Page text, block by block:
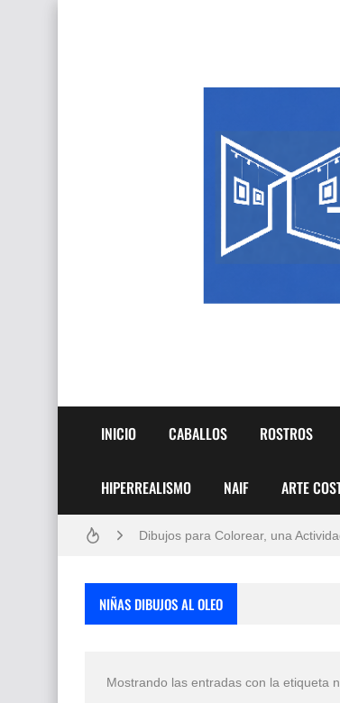
INICIO CABALLOS ROSTROS
HIPERREALISMO NAIF ARTE
Pintores de Paisajes Famosos,
Dibujos para Colorear, una
NIÑAS DIBUJOS AL OLEO
Mostrando las entradas con la etiqueta